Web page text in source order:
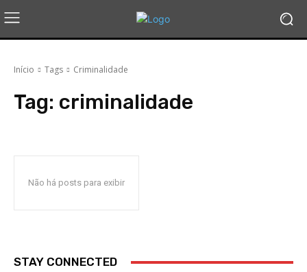
Início Tags Criminalidade
Tag: criminalidade
Não há posts para exibir
STAY CONNECTED